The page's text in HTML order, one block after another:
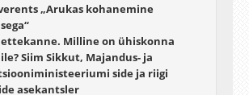
„Arukas kohanemine
ettekanne. Milline on ühiskonna
Siim Sikkut, Majandus- ja
side ja riigi
asekantsler